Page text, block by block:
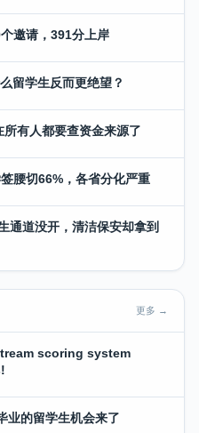
邀请，391分上岸
留学生反而更绝望？
有人都要查资金来源了
腰切66%，各省分化严重
通道没开，清洁保安却拿到
更多 →
scoring system
业的留学生机会来了